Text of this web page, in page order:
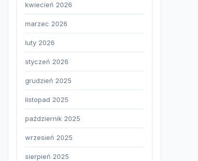
kwiecień 2026
marzec 2026
luty 2026
styczeń 2026
grudzień 2025
listopad 2025
październik 2025
wrzesień 2025
sierpień 2025